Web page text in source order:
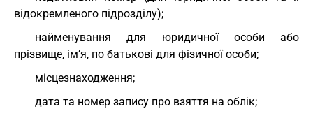
відокремленого підрозділу);
найменування для юридичної особи або
прізвище, ім’я, по батькові для фізичної особи;
місцезнаходження;
дата та номер запису про взяття на облік;